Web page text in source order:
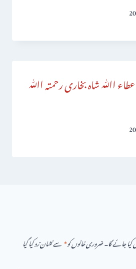
عطاء اﷲ شاہ بخاری رحمتہ اﷲ
جائے گا۔ضروری خانوں کو*سے نشان زد کیا گیا